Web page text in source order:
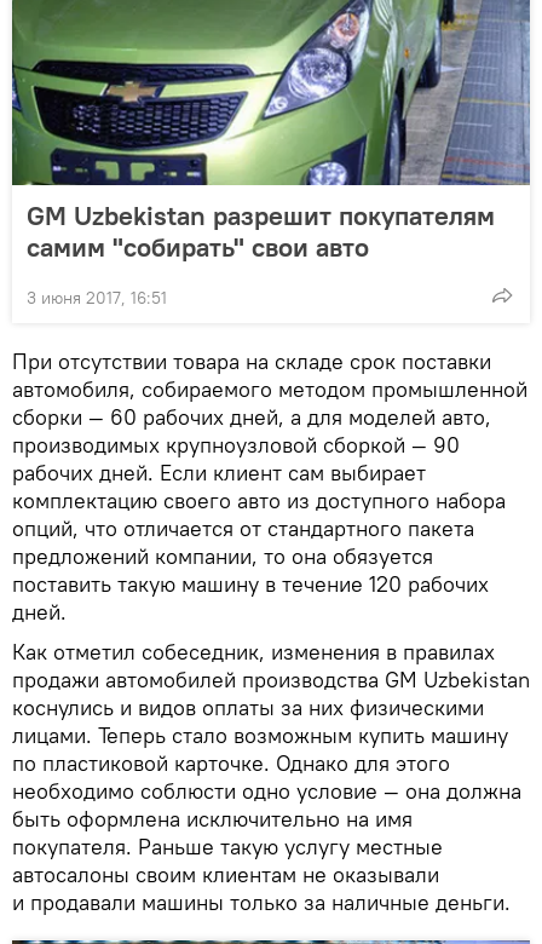
GM Uzbekistan разрешит покупателям
самим "собирать" свои авто
3 июня 2017, 16:51
При отсутствии товара на складе срок поставки
автомобиля, собираемого методом промышленной
сборки — 60 рабочих дней, а для моделей авто,
производимых крупноузловой сборкой — 90
рабочих дней. Если клиент сам выбирает
комплектацию своего авто из доступного набора
опций, что отличается от стандартного пакета
предложений компании, то она обязуется
поставить такую машину в течение 120 рабочих
дней.
Как отметил собеседник, изменения в правилах
продажи автомобилей производства GM Uzbekistan
коснулись и видов оплаты за них физическими
лицами. Теперь стало возможным купить машину
по пластиковой карточке. Однако для этого
необходимо соблюсти одно условие — она должна
быть оформлена исключительно на имя
покупателя. Раньше такую услугу местные
автосалоны своим клиентам не оказывали
и продавали машины только за наличные деньги.